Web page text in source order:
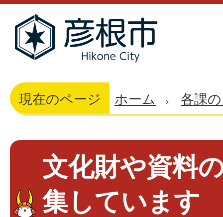
現在のページ ホーム 各課
文化財や資料
集しています